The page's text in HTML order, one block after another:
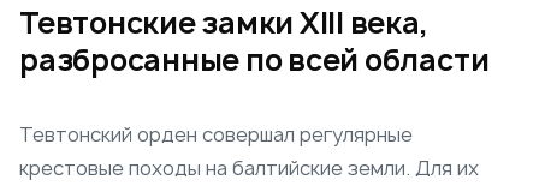
Тевтонские замки XIII века,
разбросанные по всей области
Тевтонский орден совершал регулярные
крестовые походы на балтийские земли. Для их